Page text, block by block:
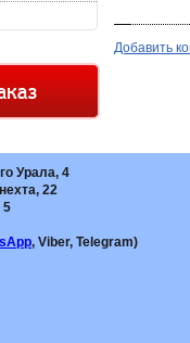
Добавить
Урала, 4
22
5
, Viber, Telegram)